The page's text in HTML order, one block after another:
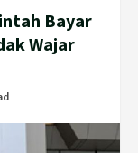
Bayar
Wajar